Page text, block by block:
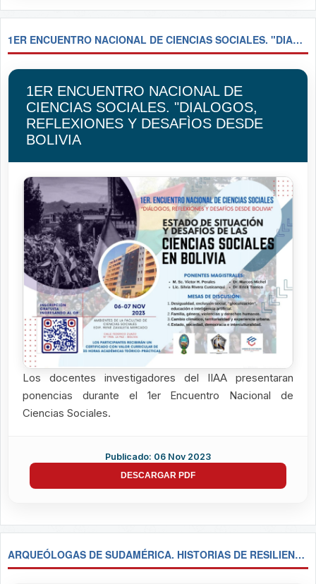
1ER ENCUENTRO NACIONAL DE CIENCIAS SOCIALES. "DIALOGOS, REFLEXIONES Y DESAFÌOS DESDE BOLIVIA
1ER ENCUENTRO NACIONAL DE
CIENCIAS SOCIALES. "DIALOGOS,
REFLEXIONES Y DESAFÌOS DESDE
BOLIVIA
Los docentes investigadores del IIAA presentaran
ponencias durante el 1er Encuentro Nacional de
Ciencias Sociales.
Publicado: 06 Nov 2023
DESCARGAR PDF
ARQUEÓLOGAS DE SUDAMÉRICA. HISTORIAS DE RESILIENCIA